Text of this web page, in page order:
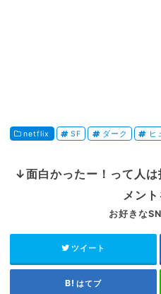
netflix SF ダーク ヒ
↓面白かったー！って人
メン
お好きな
ツイート
はてブ